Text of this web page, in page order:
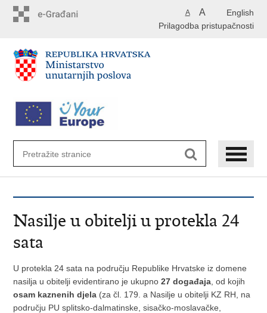
English
A A
Prilagodba pristupačnosti
Nasilje u obitelji u protekla 24
sata
U protekla 24 sata na području Republike Hrvatske iz domene
nasilja u obitelji evidentirano je ukupno27 događaja , od kojih
osam kaznenih djela (za čl. 179. a Nasilje u obitelji KZ RH, na
području PU splitsko-dalmatinske, sisačko-moslavačke,